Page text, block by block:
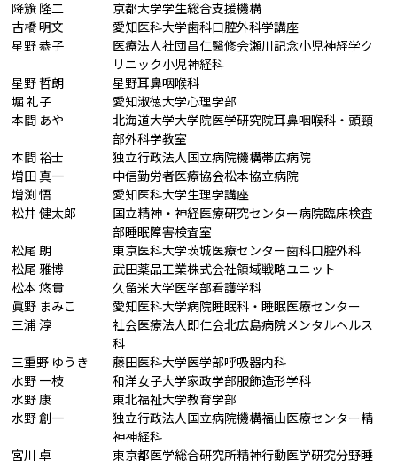
降籏 隆二
京都大学学生総合支援機構
古橋 明文
愛知医科大学歯科口腔外科学講座
星野 恭子
医療法人社団昌仁醫修会瀬川記念小児神経学ク
リニック小児神経科
星野 哲朗
星野耳鼻咽喉科
堀 礼子
愛知淑徳大学心理学部
本間 あや
北海道大学大学院医学研究院耳鼻咽喉科・頭頸
部外科学教室
本間 裕士
独立行政法人国立病院機構帯広病院
増田 真一
中信勤労者医療協会松本協立病院
増渕 悟
愛知医科大学生理学講座
松井 健太郎
国立精神・神経医療研究センター病院臨床検査
部睡眠障害検査室
松尾 朗
東京医科大学茨城医療センター歯科口腔外科
松尾 雅博
武田薬品工業株式会社領域戦略ユニット
松本 悠貴
久留米大学医学部看護学科
眞野 まみこ
愛知医科大学病院睡眠科・睡眠医療センター
三浦 淳
社会医療法人即仁会北広島病院メンタルヘルス
科
三重野 ゆうき
藤田医科大学医学部呼吸器内科
水野 一枝
和洋女子大学家政学部服飾造形学科
水野 康
東北福祉大学教育学部
水野 創一
独立行政法人国立病院機構福山医療センター精
神神経科
宮川 卓
東京都医学総合研究所精神行動医学研究分野睡